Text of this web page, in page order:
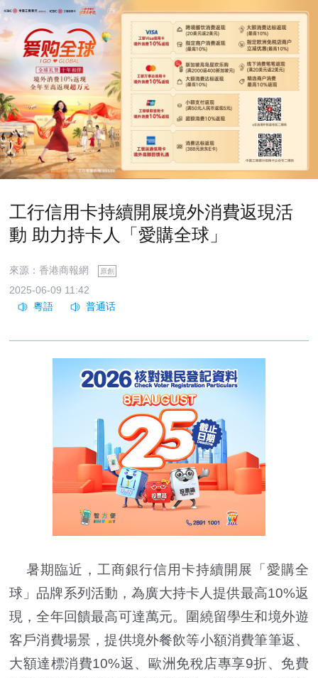
工行信用卡持續開展境外消費返現活
動 助力持卡人「愛購全球」
來源：香港商報網 原創
2025-06-09 11:42
暑期臨近，工商銀行信用卡持續開展「愛購全
球」品牌系列活動，為廣大持卡人提供最高10%返
現，全年回饋最高可達萬元。圍繞留學生和境外遊
客戶消費場景，提供境外餐飲等小額消費筆筆返、
大額達標消費10%返、歐洲免稅店專享9折、免費